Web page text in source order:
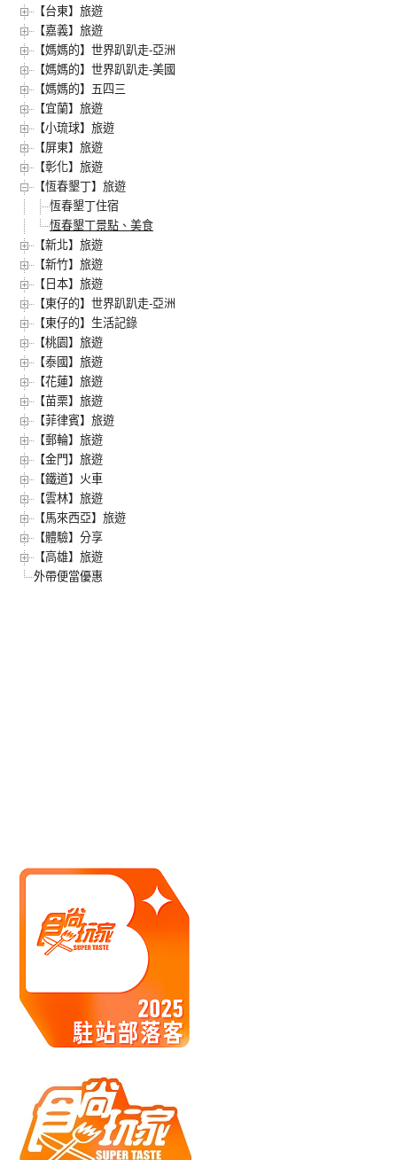
【台東】旅遊
【嘉義】旅遊
【媽媽的】世界趴趴走-亞洲
【媽媽的】世界趴趴走-美國
【媽媽的】五四三
【宜蘭】旅遊
【小琉球】旅遊
【屏東】旅遊
【彰化】旅遊
【恆春墾丁】旅遊
恆春墾丁住宿
恆春墾丁景點、美食
【新北】旅遊
【新竹】旅遊
【日本】旅遊
【東仔的】世界趴趴走-亞洲
【東仔的】生活記錄
【桃園】旅遊
【泰國】旅遊
【花蓮】旅遊
【苗栗】旅遊
【菲律賓】旅遊
【郵輪】旅遊
【金門】旅遊
【鐵道】火車
【雲林】旅遊
【馬來西亞】旅遊
【體驗】分享
【高雄】旅遊
外帶便當優惠